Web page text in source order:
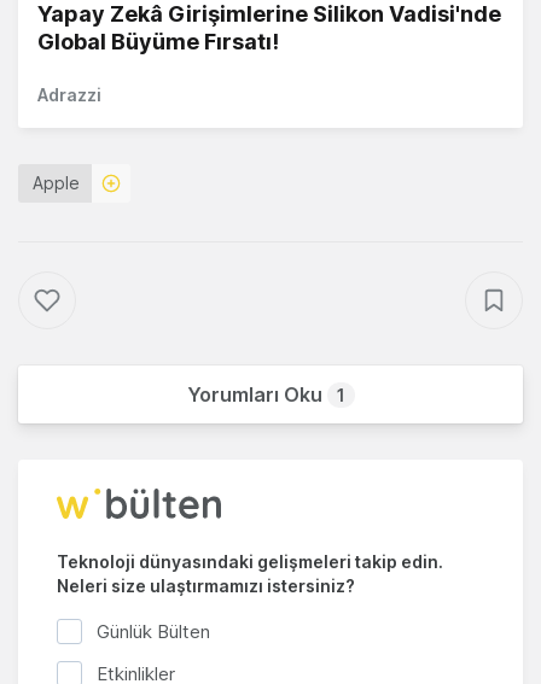
Yapay Zekâ Girişimlerine Silikon Vadisi'nde
Global Büyüme Fırsatı!
Adrazzi
Apple
Yorumları Oku 1
Teknoloji dünyasındaki gelişmeleri takip edin.
Neleri size ulaştırmamızı istersiniz?
Günlük Bülten
Etkinlikler